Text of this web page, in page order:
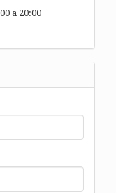
a 20:00